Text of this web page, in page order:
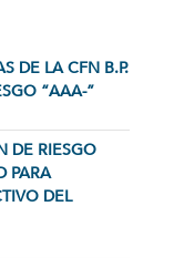
DE LA CFN B.P.
“AAA-”
DE RIESGO
PARA
DEL